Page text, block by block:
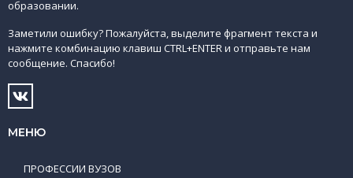
образовании.
Заметили ошибку? Пожалуйста, выделите фрагмент текста и
нажмите комбинацию клавиш CTRL+ENTER и отправьте нам
сообщение. Спасибо!
МЕНЮ
ПРОФЕССИИ ВУЗОВ